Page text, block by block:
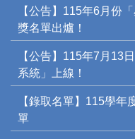
【公告】115年6月份
獎名單出爐！
【公告】115年7月13
系統」上線！
【錄取名單】115學年
單